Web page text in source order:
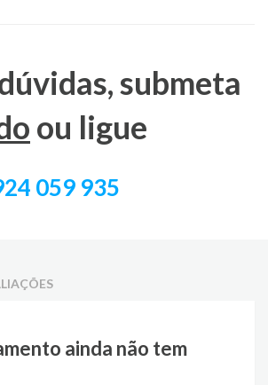
submeta
ou ligue
059 935
ainda não tem